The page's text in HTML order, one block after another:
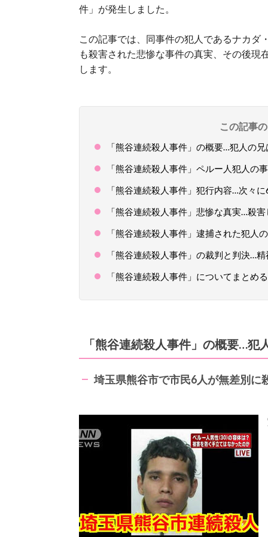
件」が発生しました。
この記事では、同事件の犯人であるナカダ
も殺害された悲惨な事件の真実、その後
します。
この記事
「熊谷連続殺人事件」の概要…犯人の
「熊谷連続殺人事件」ペルー人犯人の
「熊谷連続殺人事件」犯行内容…次々
「熊谷連続殺人事件」悲惨な真実…殺
「熊谷連続殺人事件」逮捕された犯人
「熊谷連続殺人事件」の裁判と判決…
「熊谷連続殺人事件」についてまとめ
「熊谷連続殺人事件」の概要…
埼玉県熊谷市で市民6人が無差別に